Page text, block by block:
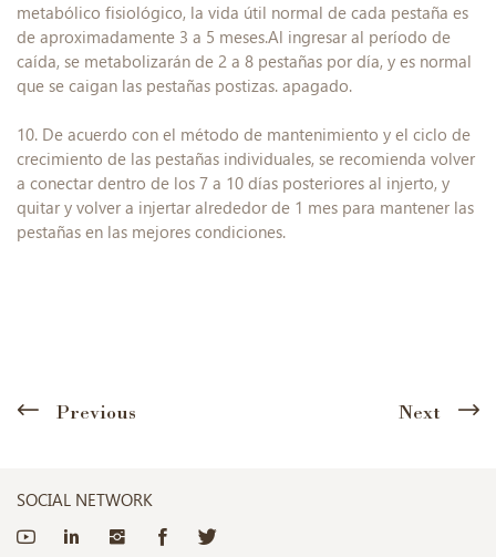
metabólico fisiológico, la vida útil normal de cada pestaña es
de aproximadamente 3 a 5 meses.Al ingresar al período de
caída, se metabolizarán de 2 a 8 pestañas por día, y es normal
que se caigan las pestañas postizas. apagado.
10. De acuerdo con el método de mantenimiento y el ciclo de
crecimiento de las pestañas individuales, se recomienda volver
a conectar dentro de los 7 a 10 días posteriores al injerto, y
quitar y volver a injertar alrededor de 1 mes para mantener las
pestañas en las mejores condiciones.
Previous Next
SOCIAL NETWORK